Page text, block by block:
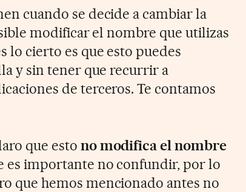
cuando se decide a cambiar la
modificar el nombre que utilizas
lo cierto es que esto puedes
y sin tener que recurrir a
de terceros. Te contamos
que esto no modifica el nombre
es importante no confundir, por lo
que hemos mencionado antes no